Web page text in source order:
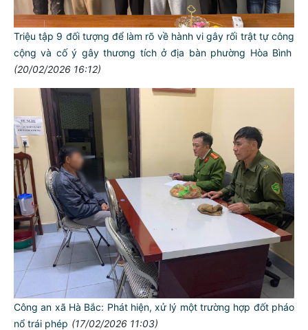
Triệu tập 9 đối tượng để làm rõ về hành vi gây rối trật tự công
cộng và cố ý gây thương tích ở địa bàn phường Hòa Bình
(20/02/2026 16:12)
Công an xã Hà Bắc: Phát hiện, xử lý một trường hợp đốt pháo
nổ trái phép (17/02/2026 11:03)